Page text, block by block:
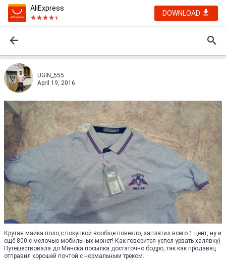
AliExpress
DOWNLOAD
UGIN_555
April 19, 2016
Крутая майка поло,с покупкой вообще повезло, заплатил всего 1 цент, ну и
ещё 800 с мелочью мобильных монет! Как говорится успел урвать халявку)
Путешествовала до Минска посылка достаточно бодро, так как продавец
отправил хорошей почтой с нормальным треком.